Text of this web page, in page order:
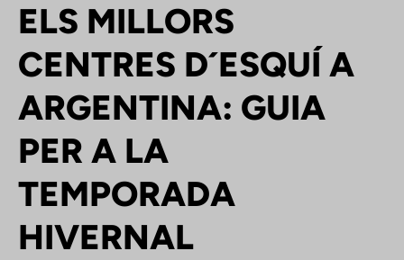
ELS MILLORS
CENTRES D´ESQUÍ A
ARGENTINA: GUIA
PER A LA
TEMPORADA
HIVERNAL